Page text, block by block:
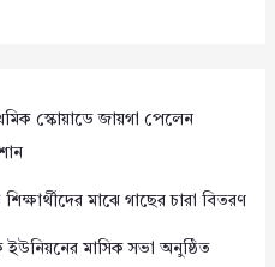
স্কোয়াডে জায়গা পেলেন
মাঝে গাছের চারা বিতরণ
ইউনিয়নের মাসিক সভা অনুষ্ঠিত